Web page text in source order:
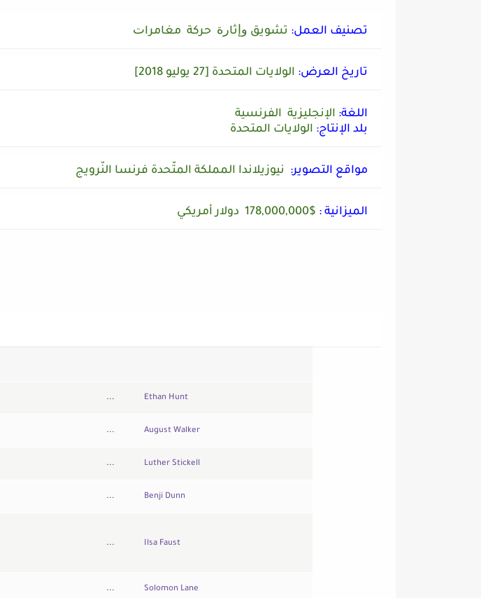
تصنيف العمل: ﺗﺸﻮﻳﻖ ﻭﺇﺛﺎﺭﺓ ﺣﺮﻛﺔ ﻣﻐﺎﻣﺮاﺕ
تاريخ العرض: الولايات المتحدة [27 يوليو 2018]
اللغة: الإنجليزية الفرنسية
بلد الإنتاج: الولايات المتحدة
مواقع التصوير: نيوزيلاندا المملكة المتّحدة فرنسا النّرويج
الميزانية : $178,000,000 دولار أمريكي
... Ethan Hunt
... August Walker
... Luther Stickell
... Benji Dunn
... Ilsa Faust
... Solomon Lane